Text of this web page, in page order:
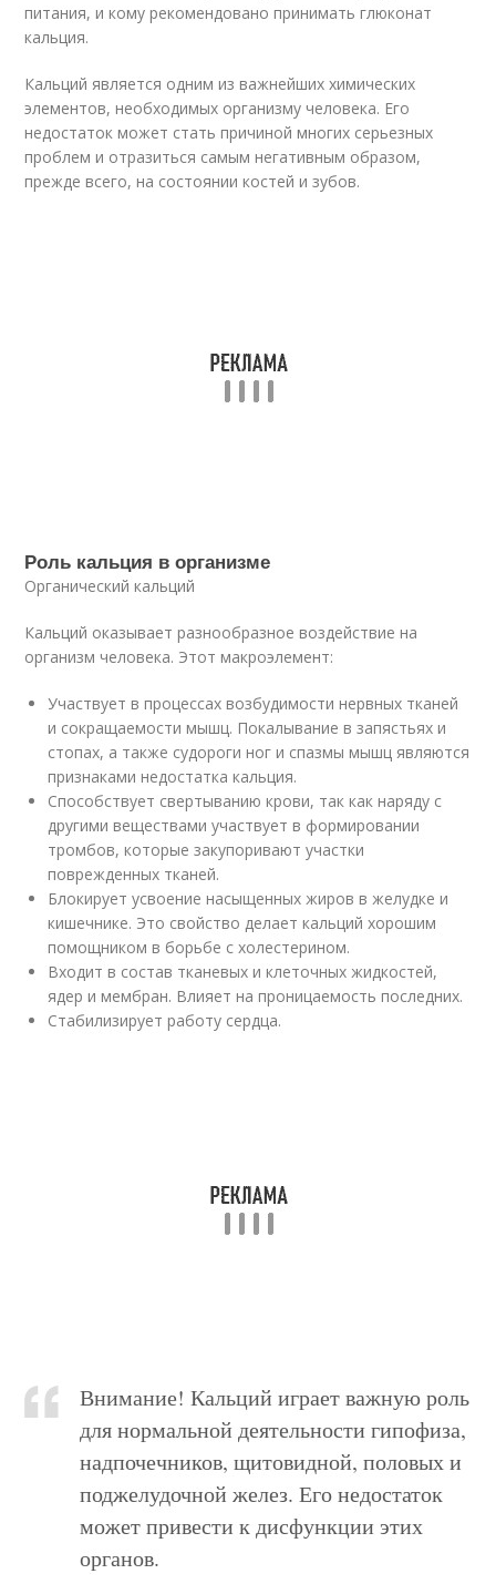
питания, и кому рекомендовано принимать глюконат
кальция.
Кальций является одним из важнейших химических
элементов, необходимых организму человека. Его
недостаток может стать причиной многих серьезных
проблем и отразиться самым негативным образом,
прежде всего, на состоянии костей и зубов.
Роль кальция в организме
Органический кальций
Кальций оказывает разнообразное воздействие на
организм человека. Этот макроэлемент:
Участвует в процессах возбудимости нервных тканей
и сокращаемости мышц. Покалывание в запястьях и
стопах, а также судороги ног и спазмы мышц являются
признаками недостатка кальция.
Способствует свертыванию крови, так как наряду с
другими веществами участвует в формировании
тромбов, которые закупоривают участки
поврежденных тканей.
Блокирует усвоение насыщенных жиров в желудке и
кишечнике. Это свойство делает кальций хорошим
помощником в борьбе с холестерином.
Входит в состав тканевых и клеточных жидкостей,
ядер и мембран. Влияет на проницаемость последних.
Стабилизирует работу сердца.
Внимание! Кальций играет важную роль
для нормальной деятельности гипофиза,
надпочечников, щитовидной, половых и
поджелудочной желез. Его недостаток
может привести к дисфункции этих
органов.